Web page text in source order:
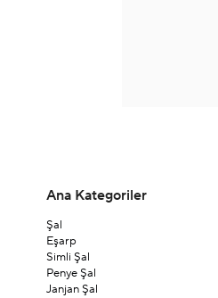
Ana Kategoriler
Şal
Eşarp
Simli Şal
Penye Şal
Janjan Şal